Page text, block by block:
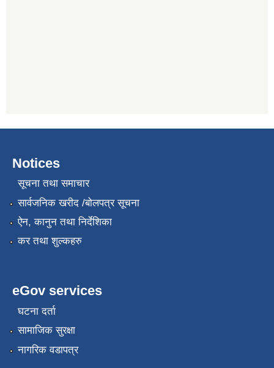
Notices
सूचना तथा समाचार
सार्वजनिक खरीद /बोलपत्र सूचना
ऐन, कानुन तथा निर्देशिका
कर तथा शुल्कहरु
eGov services
घटना दर्ता
सामाजिक सुरक्षा
नागरिक वडापत्र